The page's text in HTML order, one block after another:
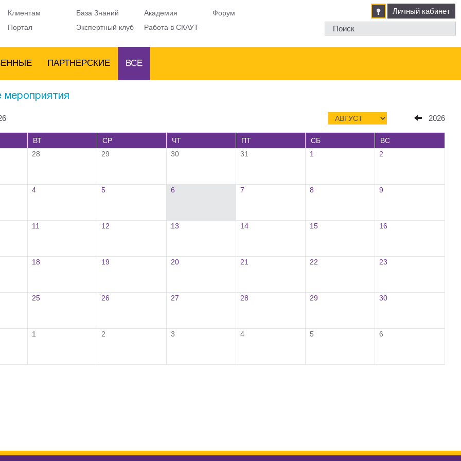
Клиентам База Знаний Академия
Форум
Портал
Экспертный клуб Работа в СКАУТ
Личный кабинет
ПАРТНЕРСКИЕ ВСЕ
мероприятия
2026
ВТ СР ЧТ ПТ СБ
ВС
28 29 30 31 1 2
4 5 6 7 8 9
11 12 13 14 15 16
18 19 20 21 22 23
25 26 27 28 29 30
1 2 3 4 5 6